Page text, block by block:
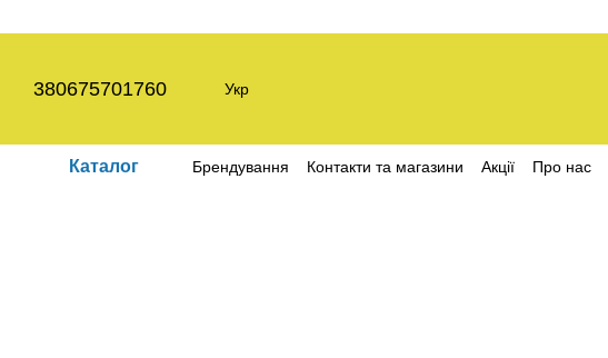
380675701760 Укр
Каталог Брендування Контакти та магазини Акції Про нас